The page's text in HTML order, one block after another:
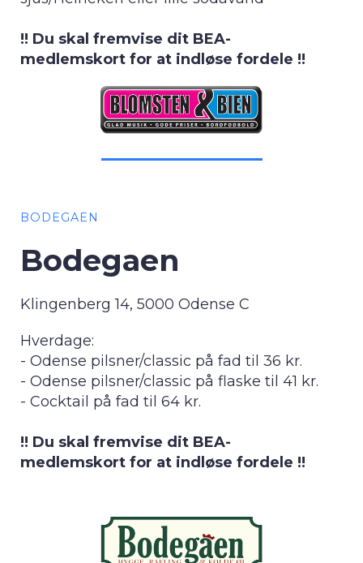
!! Du skal fremvise dit BEA-
medlemskort for at indløse fordele !!
BODEGAEN
Bodegaen
Klingenberg 14, 5000 Odense C
Hverdage:
- Odense pilsner/classic på fad til 36 kr.
- Odense pilsner/classic på flaske til 41 kr.
- Cocktail på fad til 64 kr.
!! Du skal fremvise dit BEA-
medlemskort for at indløse fordele !!